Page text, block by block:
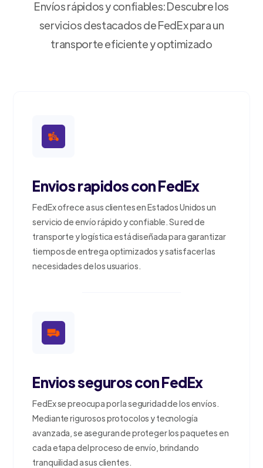
Envíos rápidos y confiables: Descubre los
servicios destacados de FedEx para un
transporte eficiente y optimizado
Envios rapidos con FedEx
FedEx ofrece a sus clientes en Estados Unidos un
servicio de envío rápido y confiable. Su red de
transporte y logística está diseñada para garantizar
tiempos de entrega optimizados y satisfacer las
necesidades de los usuarios.
Envios seguros con FedEx
FedEx se preocupa por la seguridad de los envíos.
Mediante rigurosos protocolos y tecnología
avanzada, se aseguran de proteger los paquetes en
cada etapa del proceso de envío, brindando
tranquilidad a sus clientes.